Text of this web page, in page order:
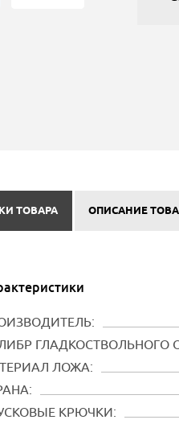
ТОВАРА ОПИСАНИЕ
ГЛАДКОСТВОЛЬНОГО
ЛОЖА:
КРЮЧКИ: